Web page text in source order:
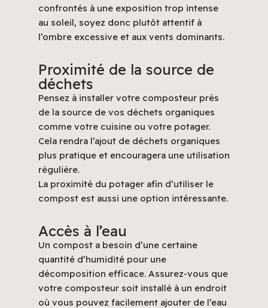
confrontés à une exposition trop intense
au soleil, soyez donc plutôt attentif à
l’ombre excessive et aux vents dominants.
Proximité de la source de
déchets
Pensez à installer votre composteur près
de la source de vos déchets organiques
comme votre cuisine ou votre potager.
Cela rendra l’ajout de déchets organiques
plus pratique et encouragera une utilisation
régulière.
La proximité du potager afin d’utiliser le
compost est aussi une option intéressante.
Accès à l’eau
Un compost a besoin d’une certaine
quantité d’humidité pour une
décomposition efficace. Assurez-vous que
votre composteur soit installé à un endroit
où vous pouvez facilement ajouter de l’eau